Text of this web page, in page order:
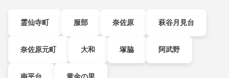
霊仙寺町 服部 奈佐原 萩谷月見台
奈佐原元町 大和 塚脇 阿武野